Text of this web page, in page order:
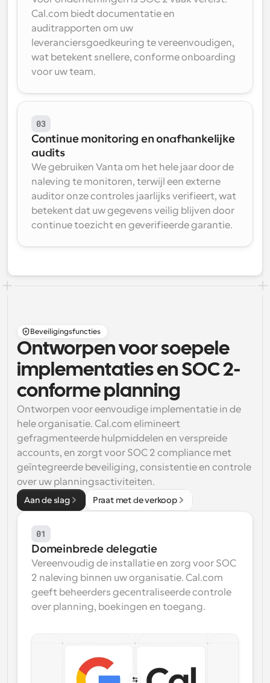
Cal.com biedt documentatie en
auditrapporten om uw
leveranciersgoedkeuring te vereenvoudigen,
wat betekent snellere, conforme onboarding
voor uw team.
03
Continue monitoring en onafhankelijke
audits
We gebruiken Vanta om het hele jaar door de
naleving te monitoren, terwijl een externe
auditor onze controles jaarlijks verifieert, wat
betekent dat uw gegevens veilig blijven door
continue toezicht en geverifieerde garantie.
Beveiligingsfuncties
Ontworpen voor soepele
implementaties en SOC 2-
conforme planning
Ontworpen voor eenvoudige implementatie in de
hele organisatie. Cal.com elimineert
gefragmenteerde hulpmiddelen en verspreide
accounts, en zorgt voor SOC 2 compliance met
geïntegreerde beveiliging, consistentie en controle
over uw planningsactiviteiten.
Aan de slag Praat met de verkoop
01
Domeinbrede delegatie
Vereenvoudig de installatie en zorg voor SOC
2 naleving binnen uw organisatie. Cal.com
geeft beheerders gecentraliseerde controle
over planning, boekingen en toegang.